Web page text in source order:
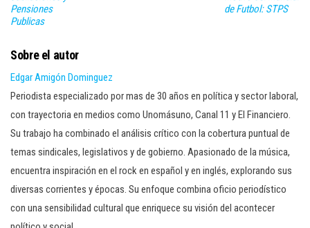
Pensiones
Publicas
de Futbol: STPS
Sobre el autor
Edgar Amigón Dominguez
Periodista especializado por mas de 30 años en política y sector laboral,
con trayectoria en medios como Unomásuno, Canal 11 y El Financiero.
Su trabajo ha combinado el análisis crítico con la cobertura puntual de
temas sindicales, legislativos y de gobierno. Apasionado de la música,
encuentra inspiración en el rock en español y en inglés, explorando sus
diversas corrientes y épocas. Su enfoque combina oficio periodístico
con una sensibilidad cultural que enriquece su visión del acontecer